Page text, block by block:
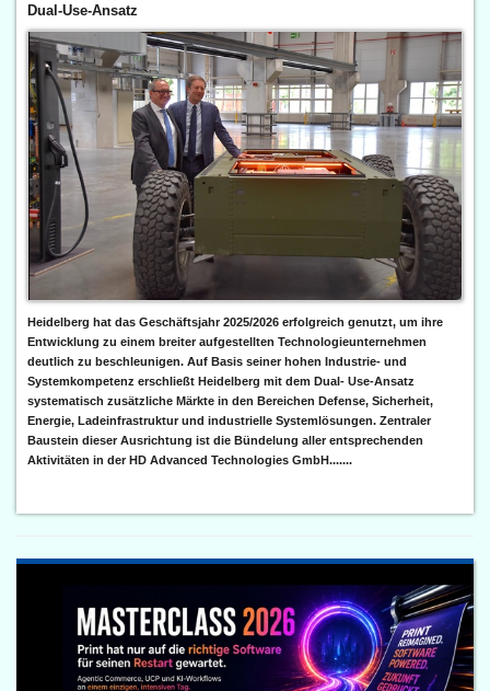
Dual-Use-Ansatz
Heidelberg hat das Geschäftsjahr 2025/2026 erfolgreich genutzt, um ihre
Entwicklung zu einem breiter aufgestellten Technologieunternehmen
deutlich zu beschleunigen. Auf Basis seiner hohen Industrie- und
Systemkompetenz erschließt Heidelberg mit dem Dual- Use-Ansatz
systematisch zusätzliche Märkte in den Bereichen Defense, Sicherheit,
Energie, Ladeinfrastruktur und industrielle Systemlösungen. Zentraler
Baustein dieser Ausrichtung ist die Bündelung aller entsprechenden
Aktivitäten in der HD Advanced Technologies GmbH.......